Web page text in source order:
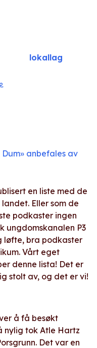
lokallag
anbefales av
en liste med de
Eller som de
podkaster ingen
ungdomskanalen P3
løfte, bra podkaster
Vårt eget
denne lista! Det er
stolt av, og det er vi!
å få besøkt
nylig tok Atle Hartz
Det var en